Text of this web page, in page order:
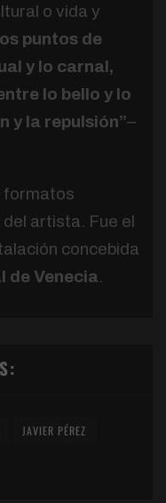
o vida y
puntos de
y lo carnal,
lo bello y lo
y la repulsión”–
formatos
artista. Fue el
concebida
de Venecia
JAVIER PÉREZ